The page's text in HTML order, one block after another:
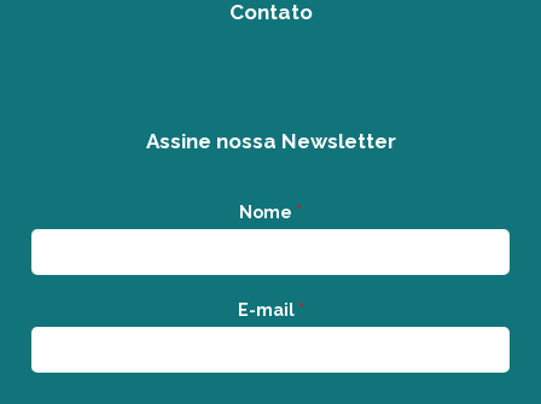
Contato
Assine nossa Newsletter
Nome *
E-mail *